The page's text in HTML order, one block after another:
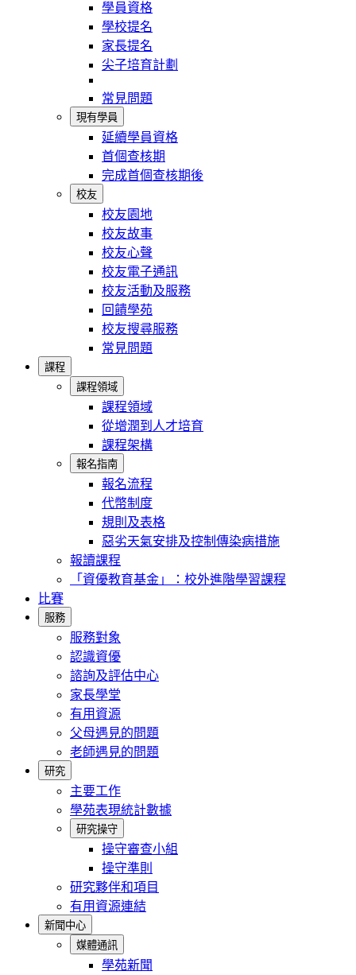
學員資格
學校提名
家長提名
尖子培育計劃
常見問題
現有學員
延續學員資格
首個查核期
完成首個查核期後
校友
校友園地
校友故事
校友心聲
校友電子通訊
校友活動及服務
回饋學苑
校友搜尋服務
常見問題
課程
課程領域
課程領域
從增潤到人才培育
課程架構
報名指南
報名流程
代幣制度
規則及表格
惡劣天氣安排及控制傳染病措施
報讀課程
「資優教育基金」：校外進階學習課程
比賽
服務
服務對象
認識資優
諮詢及評估中心
家長學堂
有用資源
父母遇見的問題
老師遇見的問題
研究
主要工作
學苑表現統計數據
研究操守
操守審查小組
操守準則
研究夥伴和項目
有用資源連結
新聞中心
媒體通訊
學苑新聞